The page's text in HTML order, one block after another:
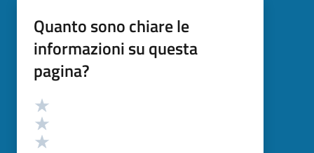
Quanto sono chiare le
informazioni su questa
pagina?
Valutazione